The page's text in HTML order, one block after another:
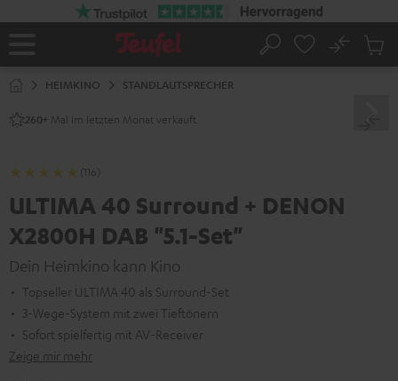
Startseite
Suche
No
HEIMKINO STANDLAUTSPRECHER
260+ Mal im letzten Monat verkauft.
(116)
ULTIMA 40 Surround + DENON
X2800H DAB "5.1-Set"
Dein Heimkino kann Kino
Topseller ULTIMA 40 als Surround-Set
3-Wege-System mit zwei Tieftönern
Sofort spielfertig mit AV-Receiver
Zeige mir mehr